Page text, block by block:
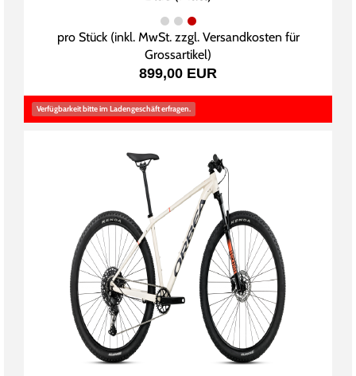
pro Stück (inkl. MwSt. zzgl. Versandkosten für
Grossartikel)
899,00 EUR
Verfügbarkeit bitte im Ladengeschäft erfragen.